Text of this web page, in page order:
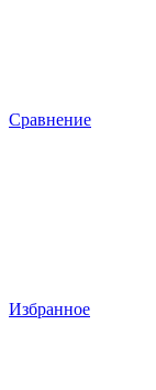
Сравнение
Избранное